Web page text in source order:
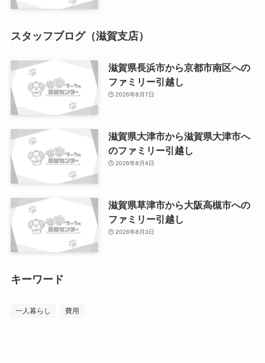
スタッフブログ（滋賀支店）
滋賀県長浜市から京都市南区への
ファミリー引越し
2026年8月7日
滋賀県大津市から滋賀県大津市へ
のファミリー引越し
2026年8月4日
滋賀県草津市から大阪高槻市への
ファミリー引越し
2026年8月3日
キーワード
一人暮らし 費用